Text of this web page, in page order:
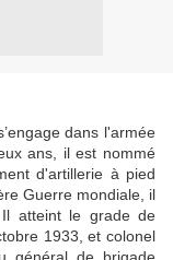
dans l'armée
ans, il est nommé
d'artillerie à pied
Guerre mondiale, il
atteint le grade de
1933, et colonel